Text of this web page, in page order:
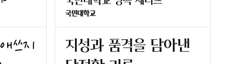
국민대학교